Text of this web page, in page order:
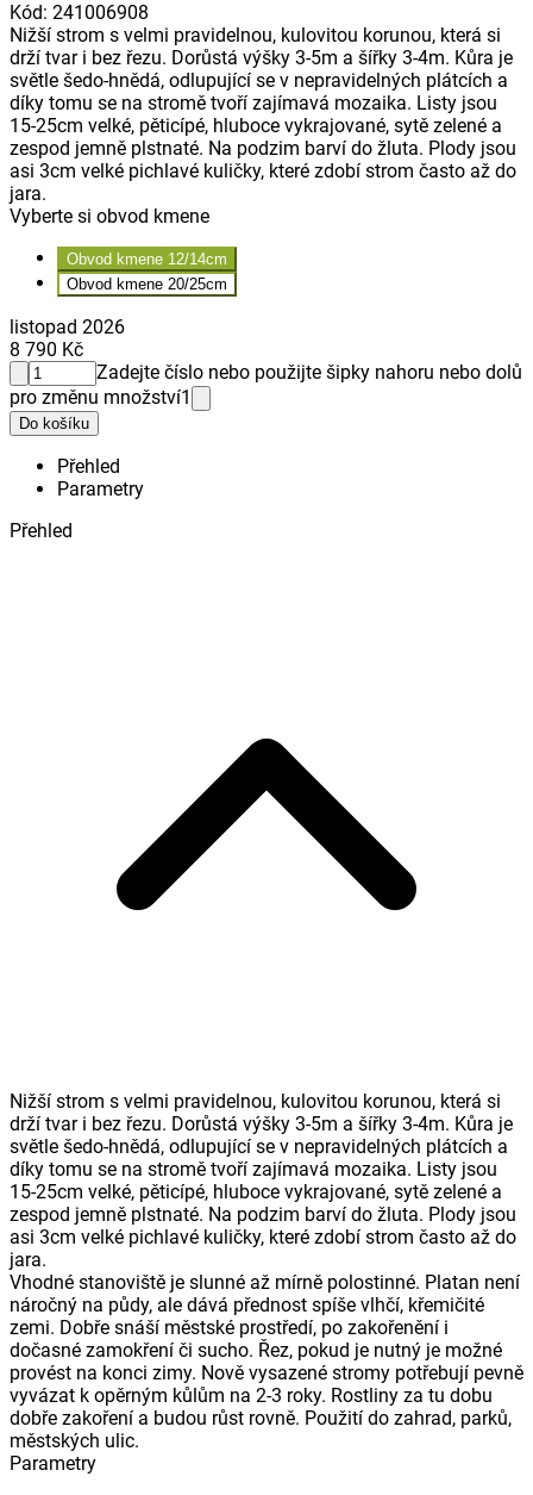
Kód: 241006908
Nižší strom s velmi pravidelnou, kulovitou korunou, která si
drží tvar i bez řezu. Dorůstá výšky 3-5m a šířky 3-4m. Kůra je
světle šedo-hnědá, odlupující se v nepravidelných plátcích a
díky tomu se na stromě tvoří zajímavá mozaika. Listy jsou
15-25cm velké, pěticípé, hluboce vykrajované, sytě zelené a
zespod jemně plstnaté. Na podzim barví do žluta. Plody jsou
asi 3cm velké pichlavé kuličky, které zdobí strom často až do
jara.
Vyberte si obvod kmene
Obvod kmene 12/14cm
Obvod kmene 20/25cm
listopad 2026
8 790 Kč
Zadejte číslo nebo použijte šipky nahoru nebo dolů
pro změnu množství1
Do košíku
Přehled
Parametry
Přehled
Nižší strom s velmi pravidelnou, kulovitou korunou, která si
drží tvar i bez řezu. Dorůstá výšky 3-5m a šířky 3-4m. Kůra je
světle šedo-hnědá, odlupující se v nepravidelných plátcích a
díky tomu se na stromě tvoří zajímavá mozaika. Listy jsou
15-25cm velké, pěticípé, hluboce vykrajované, sytě zelené a
zespod jemně plstnaté. Na podzim barví do žluta. Plody jsou
asi 3cm velké pichlavé kuličky, které zdobí strom často až do
jara.
Vhodné stanoviště je slunné až mírně polostinné. Platan není
náročný na půdy, ale dává přednost spíše vlhčí, křemičité
zemi. Dobře snáší městské prostředí, po zakořenění i
dočasné zamokření či sucho. Řez, pokud je nutný je možné
provést na konci zimy. Nově vysazené stromy potřebují pevně
vyvázat k opěrným kůlům na 2-3 roky. Rostliny za tu dobu
dobře zakoření a budou růst rovně. Použití do zahrad, parků,
městských ulic.
Parametry